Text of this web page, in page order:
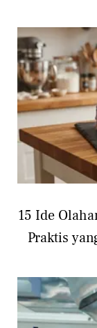
15 Ide
Praktis